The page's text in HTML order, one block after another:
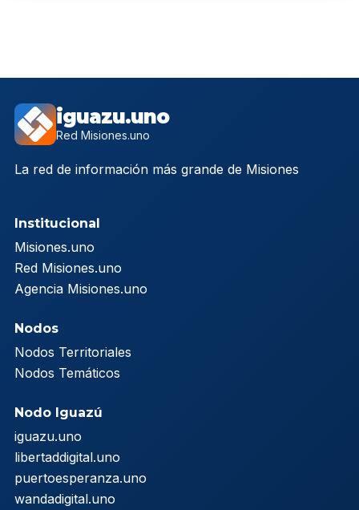
iguazu.uno
Red Misiones.uno
La red de información más grande de Misiones
Institucional
Misiones.uno
Red Misiones.uno
Agencia Misiones.uno
Nodos
Nodos Territoriales
Nodos Temáticos
Nodo Iguazú
iguazu.uno
libertaddigital.uno
puertoesperanza.uno
wandadigital.uno